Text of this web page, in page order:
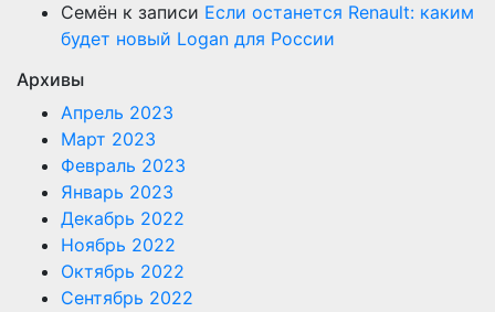
Семён к записи Если останется Renault: каким
будет новый Logan для России
Архивы
Апрель 2023
Март 2023
Февраль 2023
Январь 2023
Декабрь 2022
Ноябрь 2022
Октябрь 2022
Сентябрь 2022